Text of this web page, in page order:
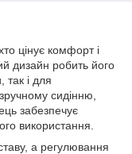
цінує комфорт і
дизайн робить його
так і для
сидінню,
забезпечує
використання.
а регулювання